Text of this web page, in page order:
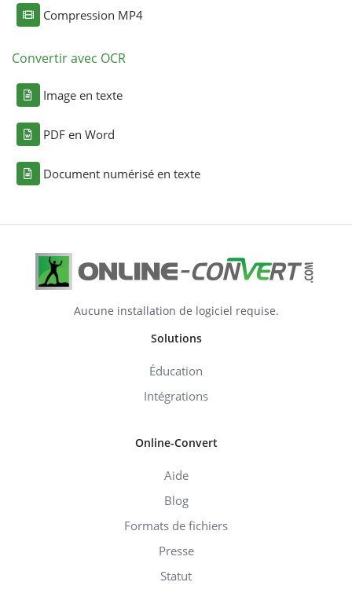
Compression MP4
Convertir avec OCR
Image en texte
PDF en Word
Document numérisé en texte
Aucune installation de logiciel requise.
Solutions
Éducation
Intégrations
Online-Convert
Aide
Blog
Formats de fichiers
Presse
Statut